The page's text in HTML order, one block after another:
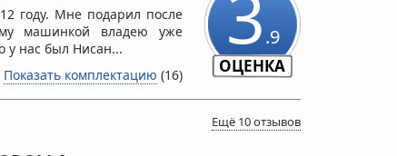
.9
ОЦЕНКА
году. Мне подарил после
машинкой владею уже
у нас был Нисан...
Показать комплектацию (16)
Ещё 10 отзывов